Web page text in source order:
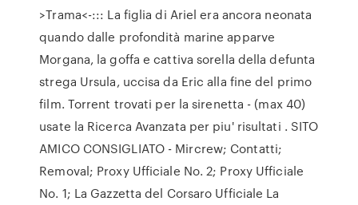
>Trama<-::: La figlia di Ariel era ancora neonata
quando dalle profondità marine apparve
Morgana, la goffa e cattiva sorella della defunta
strega Ursula, uccisa da Eric alla fine del primo
film. Torrent trovati per la sirenetta - (max 40)
usate la Ricerca Avanzata per piu' risultati . SITO
AMICO CONSIGLIATO - Mircrew; Contatti;
Removal; Proxy Ufficiale No. 2; Proxy Ufficiale
No. 1; La Gazzetta del Corsaro Ufficiale La